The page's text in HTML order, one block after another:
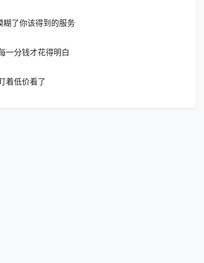
。 这也是为什么老客户愿意把我们推荐给邻居的原
”时心中有数，我们直接公布2026年在成都执行的
糊了你该得到的服务
一分钱才花得明白
着低价看了